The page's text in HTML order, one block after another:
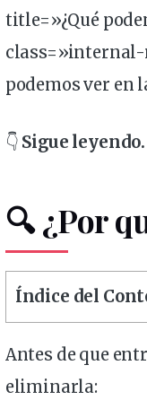
title=»¿Qué
class=»internal-
podemos ver en
👇 Sigue
🔍 ¿Por
Índice del
Antes de que
eliminarla: